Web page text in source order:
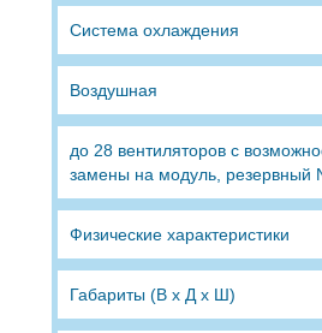
Система охлаждения
Воздушная
до 28 вентиляторов с
замены на модуль, резервный
Физические характеристики
Габариты (В х Д х Ш)